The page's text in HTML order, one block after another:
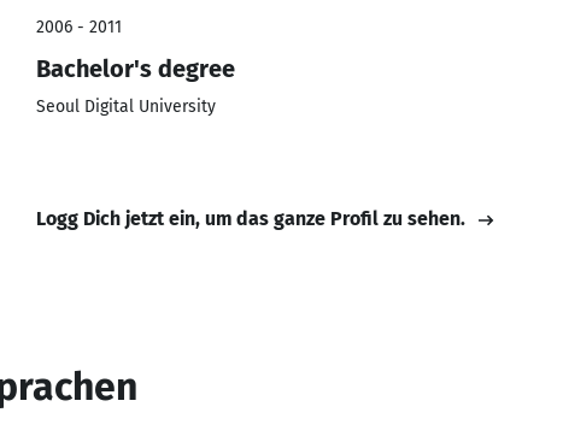
2006 - 2011
Bachelor's degree
Seoul Digital University
Logg Dich jetzt ein, um das ganze Profil zu sehen.